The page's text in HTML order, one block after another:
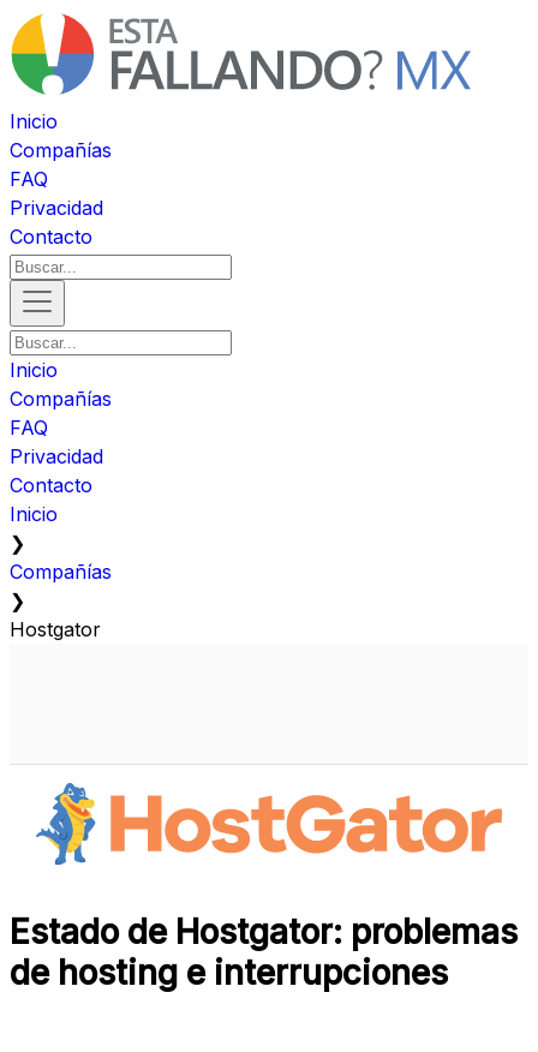
Inicio
Compañías
FAQ
Privacidad
Contacto
Inicio
Compañías
FAQ
Privacidad
Contacto
Inicio
❯
Compañías
❯
Hostgator
Estado de Hostgator: problemas
de hosting e interrupciones